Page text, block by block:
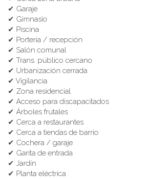
✔ Garaje
✔ Gimnasio
✔ Piscina
✔ Portería / recepción
✔ Salón comunal
✔ Trans. público cercano
✔ Urbanización cerrada
✔ Vigilancia
✔ Zona residencial
✔ Acceso para discapacitados
✔ Árboles frutales
✔ Cerca a restaurantes
✔ Cerca a tiendas de barrio
✔ Cochera / garaje
✔ Garita de entrada
✔ Jardín
✔ Planta eléctrica